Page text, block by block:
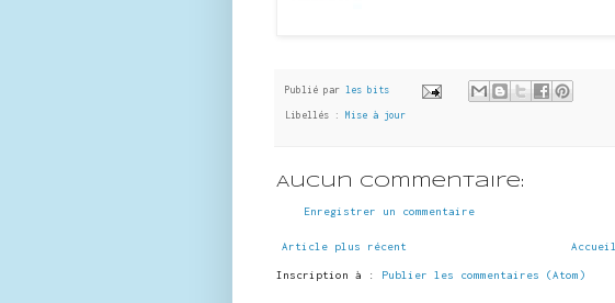
Publié par les bits
Libellés : Mise à jour
Aucun commentaire:
Enregistrer un commentaire
Article plus récent Accueil
Inscription à : Publier les commentaires (Atom)